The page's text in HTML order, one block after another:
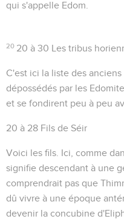
qui s'appelle Edom.
20 20 à 30 Les tribus
C'est ici la liste des
dépossédés par les
et se fondirent peu à peu
20 à 28 Fils de Séir
Voici les fils . Ici, comme
signifie descendant à une
comprendrait pas que
dû vivre à une époque
devenir la concubine